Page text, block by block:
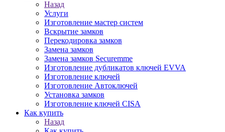
Назад
Услуги
Изготовление мастер систем
Вскрытие замков
Перекодировка замков
Замена замков
Замена замков Securemme
Изготовление дубликатов ключей EVVA
Изготовление ключей
Изготовление Автоключей
Установка замков
Изготовление ключей CISA
Как купить
Назад